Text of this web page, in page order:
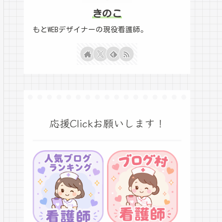
きのこ
もとWEBデザイナーの現役看護師。
応援Clickお願いします！